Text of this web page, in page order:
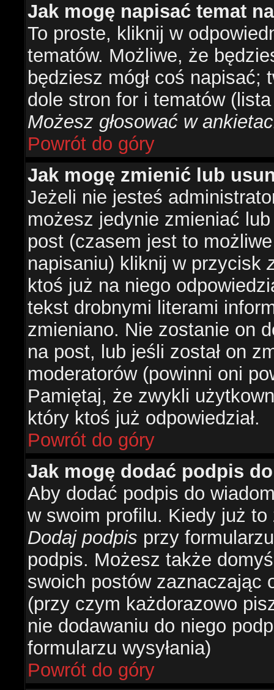
Jak mogę napisać temat
To proste, kliknij w
tematów. Możliwe, że
będziesz mógł coś
dole stron for i tematów
Możesz głosować w
Powrót do góry
Jak mogę zmienić lub
Jeżeli nie jesteś
możesz jedynie zmieniać
post (czasem jest to
napisaniu) kliknij w przycisk
ktoś już na niego
tekst drobnymi literami
zmieniano. Nie zostanie on
na post, lub jeśli został on
moderatorów (powinni oni
Pamiętaj, że zwykli
który ktoś już odpowiedział.
Powrót do góry
Jak mogę dodać podpis
Aby dodać podpis do
w swoim profilu. Kiedy już
Dodaj podpis przy
podpis. Możesz także
swoich postów zaznaczając
(przy czym każdorazowo
nie dodawaniu do niego
formularzu wysyłania)
Powrót do góry